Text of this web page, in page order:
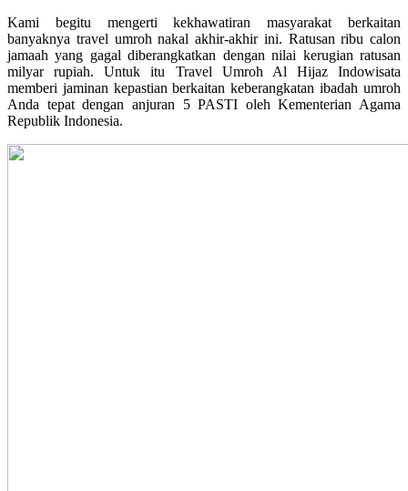
Kami begitu mengerti kekhawatiran masyarakat berkaitan
banyaknya travel umroh nakal akhir-akhir ini. Ratusan ribu calon
jamaah yang gagal diberangkatkan dengan nilai kerugian ratusan
milyar rupiah. Untuk itu Travel Umroh Al Hijaz Indowisata
memberi jaminan kepastian berkaitan keberangkatan ibadah umroh
Anda tepat dengan anjuran 5 PASTI oleh Kementerian Agama
Republik Indonesia.